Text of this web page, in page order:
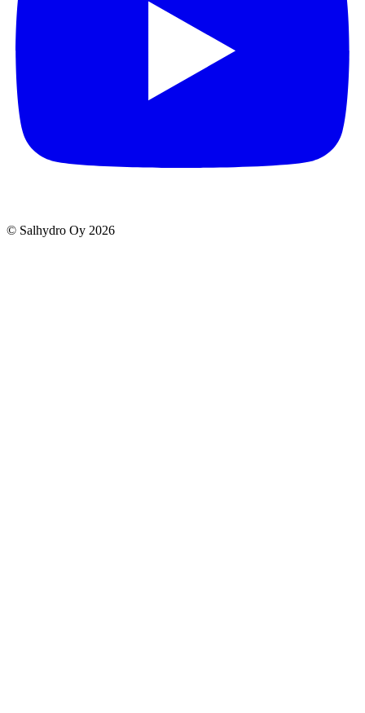
© Salhydro Oy 2026